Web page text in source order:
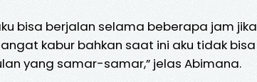
bisa berjalan selama beberapa jam jika
kabur bahkan saat ini aku tidak bisa
yang samar-samar,” jelas Abimana.